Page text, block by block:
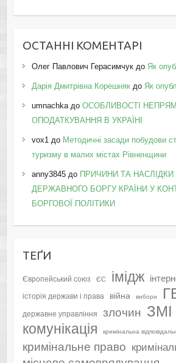
ОСТАННІ КОМЕНТАРІ
Олег Павлович Герасимчукдо Як
Дарія Дмитрівна Корешнякдо Як
umnachkaдо ОСОБЛИВОСТІ
ОПОДАТКУВАННЯ В УКРАЇНІ
vox1 до Методичні засади побудови
туризму в малих містах Рівненщини
anny3845до ПРИЧИНИ ТА
ДЕРЖАВНОГО БОРГУ КРАЇНИ У
БОРГОВОЇ ПОЛІТИКИ
ТЕҐИ
Європейський союз ЄС імідж
історія держави і права війна вибори
державне управління злочин ЗМІ
комунікація кримінальна
кримінальне право